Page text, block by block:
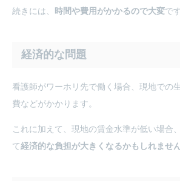
続きには、 時間や費用がかかるので大変で
経済的な問題
看護師がワーホリ先で働く場合、現地での
費などがかかります。
これに加えて、現地の賃金水準が低い場合
て経済的な負担が大きくなるかもしれません